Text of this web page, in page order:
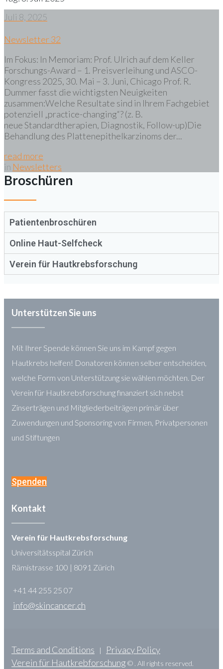
Juli 8, 2025
Newsletter 32
Im Fokus: In Memoriam: Prof. Ulrich auf dem Keller
Forschungs-Award – 1. Preisverleihung und ASCO-
Kongress 2025, 30. Mai – 3. Juni, Chicago Prof. R.
Dummer fasst die wichtigsten Neuigkeiten
zusammen:Welche Resultate sind in Ihrem Fachgebiet
potenziell „practice-changing“? (z. B.
neue Standardtherapien, Diagnostik, Follow-up)Die
Behandlung des Plattenepithelkarzinoms der...
read more
in Newsletters
Broschüren
Patientenbroschüren
Online Haut-Selfcheck
Verein für Hautkrebsforschung
Unterstützen Sie uns
Mit Ihrer Spende können Sie uns im Kampf gegen
Hautkrebs helfen! Donatoren können selber entscheiden,
welche Form von Unterstützung sie wählen möchten. Der
Verein für Hautkrebsforschung finanziert sich nebst
Zinserträgen und Mitgliederbeiträgen primär über
Zuwendungen und Sponsoring von Firmen, Privatpersonen
und Stiftungen
Spenden
Kontakt
Verein für Hautkrebsforschung
Universitätsspital Zürich
Rämistrasse 100 | 8091 Zürich
+41 44 255 25 07
info@skincancer.ch
Terms and Conditions |
Privacy Policy
Verein für Hautkrebforschung © . All rights reserved.